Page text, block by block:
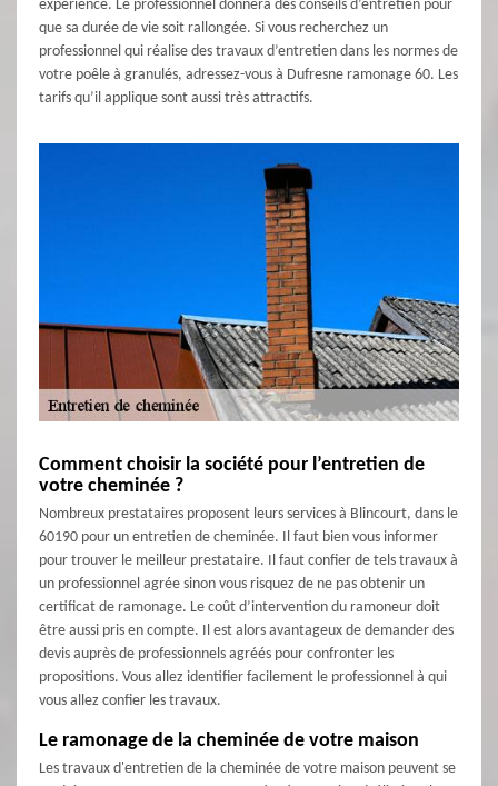
expérience. Le professionnel donnera des conseils d’entretien pour
que sa durée de vie soit rallongée. Si vous recherchez un
professionnel qui réalise des travaux d’entretien dans les normes de
votre poêle à granulés, adressez-vous à Dufresne ramonage 60. Les
tarifs qu’il applique sont aussi très attractifs.
Comment choisir la société pour l’entretien de
votre cheminée ?
Nombreux prestataires proposent leurs services à Blincourt, dans le
60190 pour un entretien de cheminée. Il faut bien vous informer
pour trouver le meilleur prestataire. Il faut confier de tels travaux à
un professionnel agrée sinon vous risquez de ne pas obtenir un
certificat de ramonage. Le coût d’intervention du ramoneur doit
être aussi pris en compte. Il est alors avantageux de demander des
devis auprès de professionnels agréés pour confronter les
propositions. Vous allez identifier facilement le professionnel à qui
vous allez confier les travaux.
Le ramonage de la cheminée de votre maison
Les travaux d'entretien de la cheminée de votre maison peuvent se